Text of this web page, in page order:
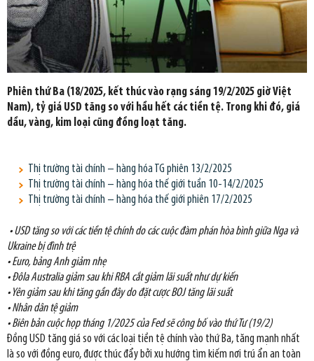
Phiên thứ Ba (18/2025, kết thúc vào rạng sáng 19/2/2025 giờ Việt
Nam), tỷ giá USD tăng so với hầu hết các tiền tệ. Trong khi đó, giá
dầu, vàng, kim loại cũng đồng loạt tăng.
Thị trường tài chính – hàng hóa TG phiên 13/2/2025
Thị trường tài chính – hàng hóa thế giới tuần 10-14/2/2025
Thị trường tài chính – hàng hóa thế giới phiên 17/2/2025
• USD tăng so với các tiền tệ chính do các cuộc đàm phán hòa bình giữa Nga và
Ukraine bị đình trệ
• Euro, bảng Anh giảm nhẹ
• Đôla Australia giảm sau khi RBA cắt giảm lãi suất như dự kiến
• Yên giảm sau khi tăng gần đây do đặt cược BOJ tăng lãi suất
• Nhân dân tệ giảm
• Biên bản cuộc họp tháng 1/2025 của Fed sẽ công bố vào thứ Tư (19/2)
Đồng USD tăng giá so với các loại tiền tệ chính vào thứ Ba, tăng mạnh nhất
là so với đồng euro, được thúc đẩy bởi xu hướng tìm kiếm nơi trú ẩn an toàn